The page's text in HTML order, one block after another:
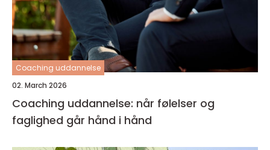
Coaching uddannelse
02. March 2026
Coaching uddannelse: når følelser og
faglighed går hånd i hånd